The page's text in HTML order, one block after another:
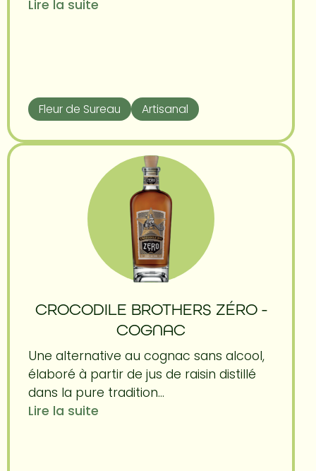
Lire la suite
Fleur de Sureau Artisanal
CROCODILE BROTHERS ZÉRO -
COGNAC
Une alternative au cognac sans alcool,
élaboré à partir de jus de raisin distillé
dans la pure tradition...
Lire la suite